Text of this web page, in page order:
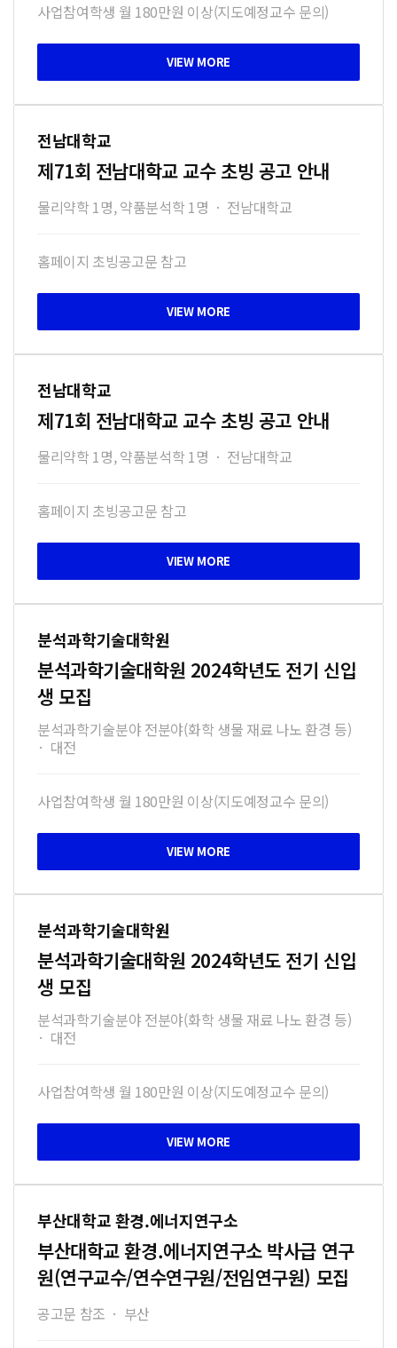
사업참여학생 월 180만원 이상(지도예정교수 문의)
전남대학교
제71회 전남대학교 교수 초빙 공고 안내
물리약학 1명, 약품분석학 1명 · 전남대학교
홈페이지 초빙공고문 참고
전남대학교
제71회 전남대학교 교수 초빙 공고 안내
물리약학 1명, 약품분석학 1명 · 전남대학교
홈페이지 초빙공고문 참고
분석과학기술대학원
분석과학기술대학원 2024학년도 전기 신입
생 모집
분석과학기술분야 전분야(화학 생물 재료 나노 환경 등)
· 대전
사업참여학생 월 180만원 이상(지도예정교수 문의)
분석과학기술대학원
분석과학기술대학원 2024학년도 전기 신입
생 모집
분석과학기술분야 전분야(화학 생물 재료 나노 환경 등)
· 대전
사업참여학생 월 180만원 이상(지도예정교수 문의)
부산대학교 환경.에너지연구소
부산대학교 환경.에너지연구소 박사급 연구
원(연구교수/연수연구원/전임연구원) 모집
공고문 참조 · 부산